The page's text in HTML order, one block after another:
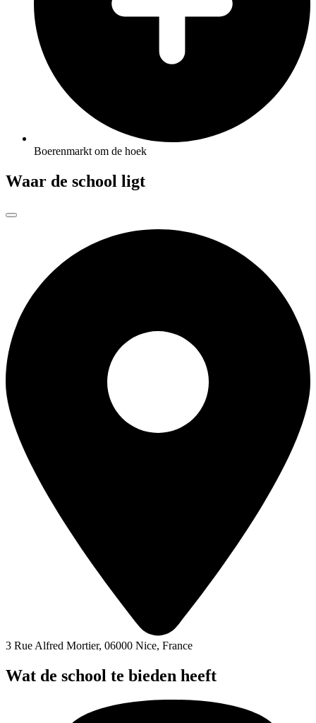
Boerenmarkt om de hoek
Waar de school ligt
3 Rue Alfred Mortier, 06000 Nice, France
Wat de school te bieden heeft